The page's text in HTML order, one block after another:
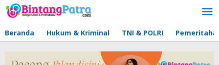
Lewati
ke
Beranda Hukum & Kriminal TNI & POLRI